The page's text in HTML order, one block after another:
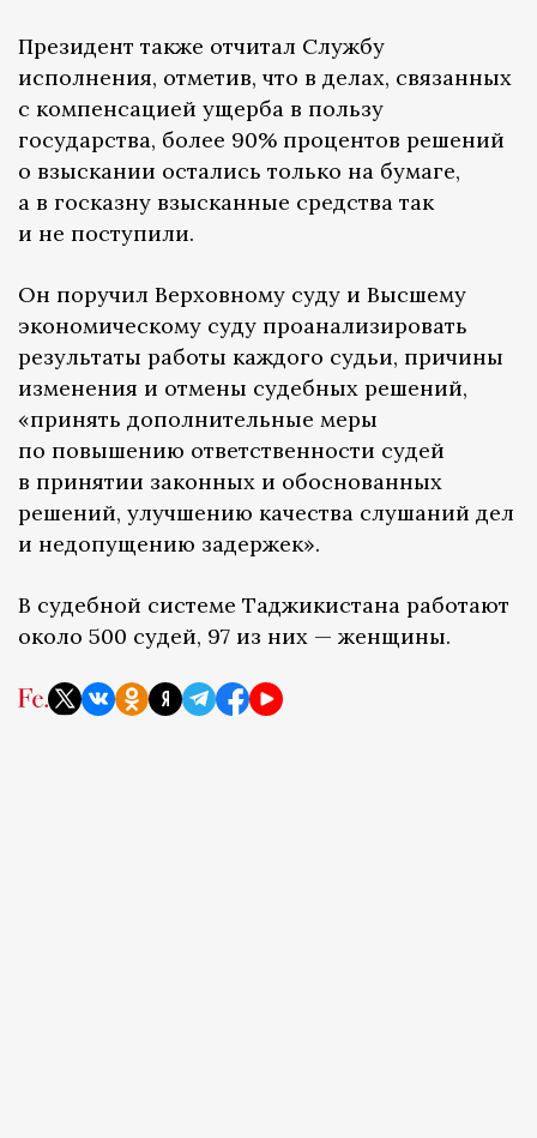
Президент также отчитал Службу
исполнения, отметив, что в делах, связанных
с компенсацией ущерба в пользу
государства, более 90% процентов решений
о взыскании остались только на бумаге,
а в госказну взысканные средства так
и не поступили.
Он поручил Верховному суду и Высшему
экономическому суду проанализировать
результаты работы каждого судьи, причины
изменения и отмены судебных решений,
«принять дополнительные меры
по повышению ответственности судей
в принятии законных и обоснованных
решений, улучшению качества слушаний дел
и недопущению задержек».
В судебной системе Таджикистана работают
около 500 судей, 97 из них — женщины.